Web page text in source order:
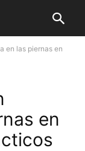
en las piernas en
en